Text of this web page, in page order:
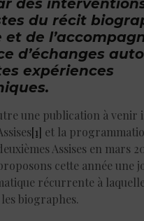
des
du récit
et de
d’échanges
expériences
une publication à venir
[1] et la
Assises en mars
cette année une
récurrente à
biographes.